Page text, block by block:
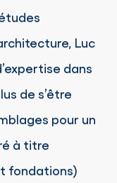
Luc
dans
de s’être
pour un
à titre
fondations)